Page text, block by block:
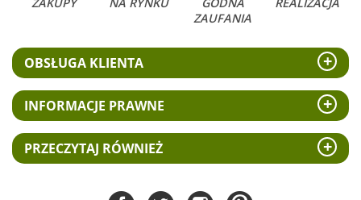
ZAKUPY
NA RYNKU
GODNA
ZAUFANIA
REALIZACJA
OBSŁUGA KLIENTA
INFORMACJE PRAWNE
PRZECZYTAJ RÓWNIEŻ